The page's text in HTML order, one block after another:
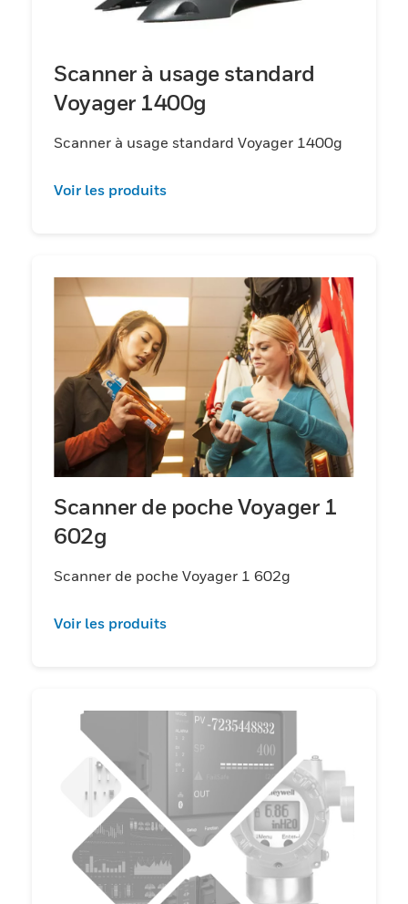
Scanner à usage standard
Voyager 1400g
Scanner à usage standard Voyager 1400g
Voir les produits
Scanner de poche Voyager 1
602g
Scanner de poche Voyager 1 602g
Voir les produits